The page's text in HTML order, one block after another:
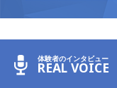
体験者のインタビュー
REAL VOICE